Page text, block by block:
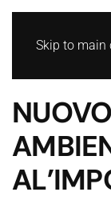
Skip to main